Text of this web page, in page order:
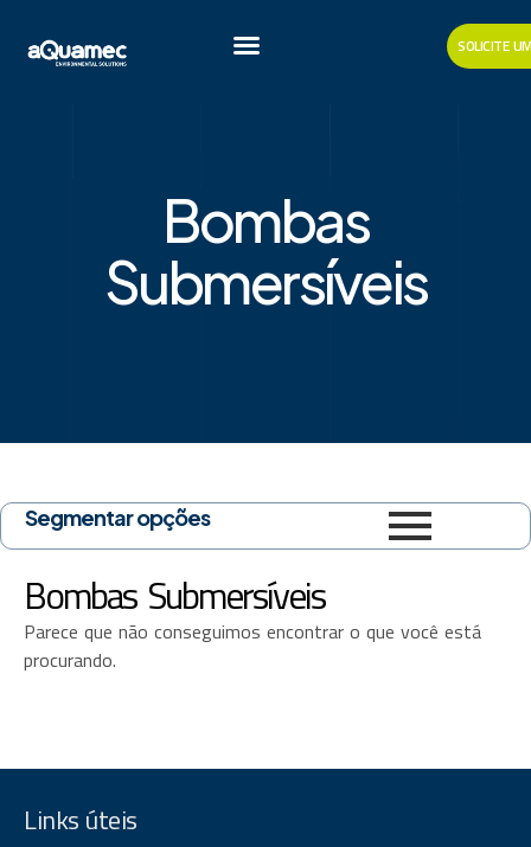
SOLICITE
Bombas
Submersíveis
Segmentar opções
Bombas Submersíveis
Parece que não conseguimos encontrar o que você está
procurando.
Links úteis